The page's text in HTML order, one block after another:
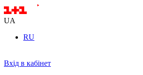
UA
RU
Вхід в кабінет